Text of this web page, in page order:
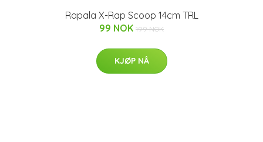
Rapala X-Rap Scoop 14cm TRL
99 NOK 199 NOK
KJØP NÅ